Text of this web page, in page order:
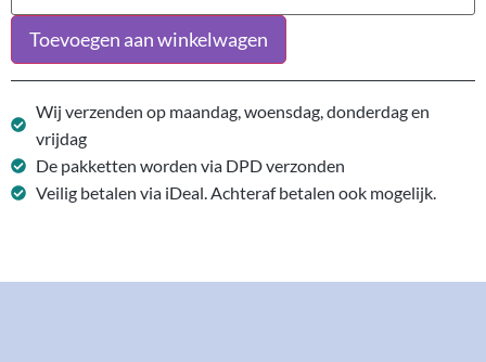
Toevoegen aan winkelwagen
Wij verzenden op maandag, woensdag, donderdag en
vrijdag
De pakketten worden via DPD verzonden
Veilig betalen via iDeal. Achteraf betalen ook mogelijk.